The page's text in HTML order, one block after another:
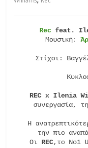
Rec feat.
Μουσική:
Στίχοι:
REC x Ilenia
συνεργασία,
Η
την πιο
Οι REC,το No1